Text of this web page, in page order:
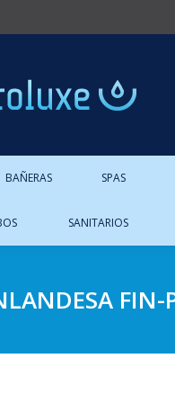
BAÑERAS SPAS
SANITARIOS
FIN-